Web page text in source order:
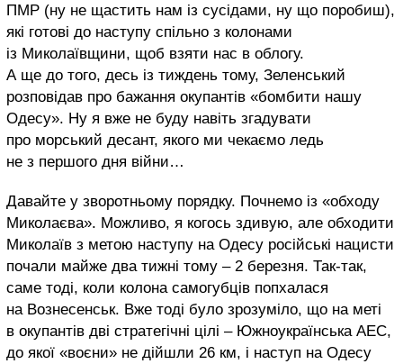
ПМР (ну не щастить нам із сусідами, ну що поробиш),
які готові до наступу спільно з колонами
із Миколаївщини, щоб взяти нас в облогу.
А ще до того, десь із тиждень тому, Зеленський
розповідав про бажання окупантів «бомбити нашу
Одесу». Ну я вже не буду навіть згадувати
про морський десант, якого ми чекаємо ледь
не з першого дня війни…
Давайте у зворотньому порядку. Почнемо із «обходу
Миколаєва». Можливо, я когось здивую, але обходити
Миколаїв з метою наступу на Одесу російські нацисти
почали майже два тижні тому – 2 березня. Так-так,
саме тоді, коли колона самогубців попхалася
на Вознесенськ. Вже тоді було зрозуміло, що на меті
в окупантів дві стратегічні цілі – Южноукраїнська АЕС,
до якої «воєни» не дійшли 26 км, і наступ на Одесу